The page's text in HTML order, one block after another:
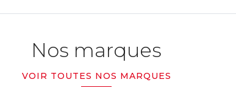
Nos marques
VOIR TOUTES NOS MARQUES